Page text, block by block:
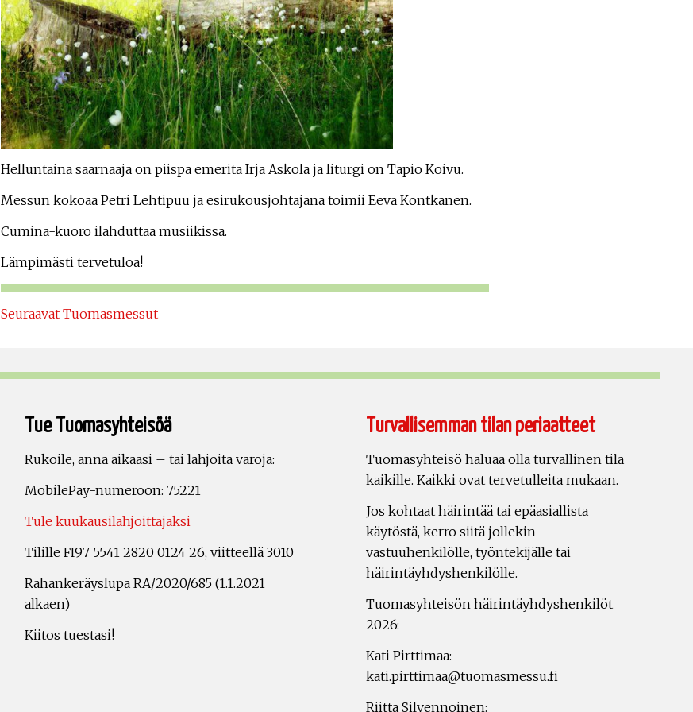
Helluntaina saarnaaja on piispa emerita Irja Askola ja liturgi on Tapio Koivu.
Messun kokoaa Petri Lehtipuu ja esirukousjohtajana toimii Eeva Kontkanen.
Cumina-kuoro ilahduttaa musiikissa.
Lämpimästi tervetuloa!
Seuraavat Tuomasmessut
Tue Tuomasyhteisöä
Rukoile, anna aikaasi – tai lahjoita varoja:
MobilePay-numeroon: 75221
Tule kuukausilahjoittajaksi
Tilille FI97 5541 2820 0124 26, viitteellä 3010
Rahankeräyslupa RA/2020/685 (1.1.2021
alkaen)
Kiitos tuestasi!
Turvallisemman tilan periaatteet
Tuomasyhteisö haluaa olla turvallinen tila
kaikille. Kaikki ovat tervetulleita mukaan.
Jos kohtaat häirintää tai epäasiallista
käytöstä, kerro siitä jollekin
vastuuhenkilölle, työntekijälle tai
häirintäyhdyshenkilölle.
Tuomasyhteisön häirintäyhdyshenkilöt
2026:
Kati Pirttimaa:
kati.pirttimaa@tuomasmessu.fi
Riitta Silvennoinen: